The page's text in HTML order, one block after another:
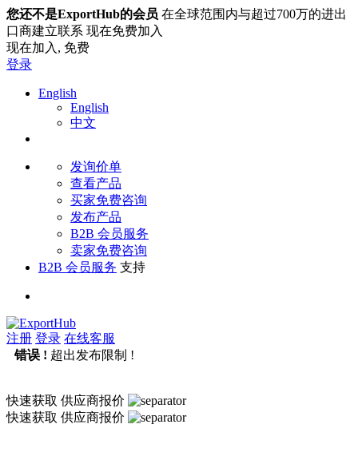
您还不是ExportHub的会员 在全球范围内与超过700万的进出
口商建立联系 现在免费加入
现在加入, 免费
登录
English
English
中文
发询价单
查看产品
买家免费咨询
发布产品
B2B 会员服务
卖家免费咨询
B2B 会员服务 支持
注册 登录 在线客服
错误 ! 超出发布限制 !
快速获取 供应商报价
快速获取 供应商报价